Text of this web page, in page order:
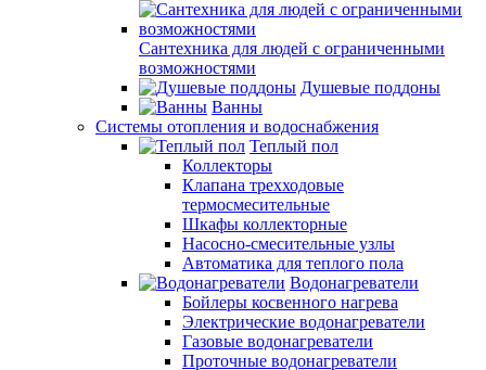
Сантехника для людей с ограниченными
возможностями
Душевые поддоны
Ванны
Системы отопления и водоснабжения
Теплый пол
Коллекторы
Клапана трехходовые
термосмесительные
Шкафы коллекторные
Насосно-смесительные узлы
Автоматика для теплого пола
Водонагреватели
Бойлеры косвенного нагрева
Электрические водонагреватели
Газовые водонагреватели
Проточные водонагреватели